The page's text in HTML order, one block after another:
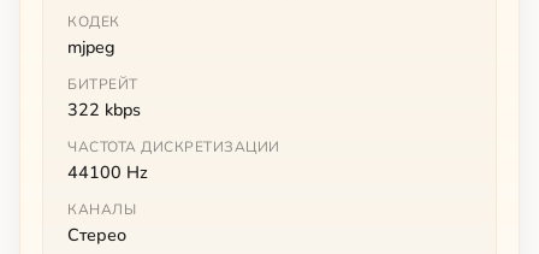
КОДЕК
mjpeg
БИТРЕЙТ
322 kbps
ЧАСТОТА ДИСКРЕТИЗАЦИИ
44100 Hz
КАНАЛЫ
Стерео